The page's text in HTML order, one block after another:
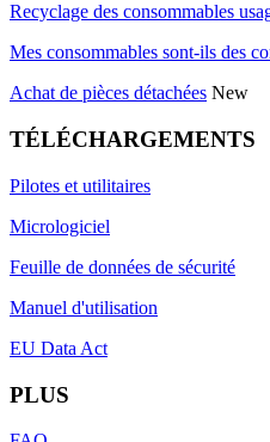
Recyclage des consommables
Mes consommables sont-ils des
Achat de pièces détachées New
TÉLÉCHARGEMENTS
Pilotes et utilitaires
Micrologiciel
Feuille de données de sécurité
Manuel d'utilisation
EU Data Act
PLUS